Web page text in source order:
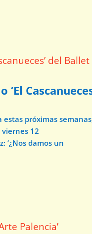
próximas
12
‘¿Nos damos un